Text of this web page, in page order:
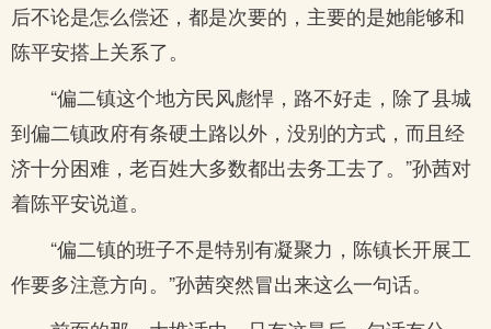
后不论是怎么偿还，都是次要的，主要的是她能够和
陈平安搭上关系了。
“偏二镇这个地方民风彪悍，路不好走，除了县城
到偏二镇政府有条硬土路以外，没别的方式，而且经
济十分困难，老百姓大多数都出去务工去了。”孙茜对
着陈平安说道。
“偏二镇的班子不是特别有凝聚力，陈镇长开展工
作要多注意方向。”孙茜突然冒出来这么一句话。